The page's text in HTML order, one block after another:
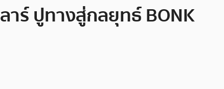
ร์ ปูทางสู่กลยุทธ์ BONK